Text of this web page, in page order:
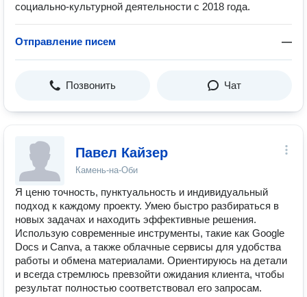
социально-культурной деятельности с 2018 года.
Отправление писем —
Позвонить Чат
Павел Кайзер
Камень-на-Оби
Я ценю точность, пунктуальность и индивидуальный
подход к каждому проекту. Умею быстро разбираться в
новых задачах и находить эффективные решения.
Использую современные инструменты, такие как Google
Docs и Canva, а также облачные сервисы для удобства
работы и обмена материалами. Ориентируюсь на детали
и всегда стремлюсь превзойти ожидания клиента, чтобы
результат полностью соответствовал его запросам.